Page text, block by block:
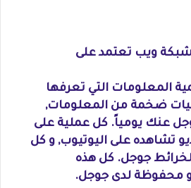
شبكة ويب تعتمد على
المعلومات التي تعرفها
ضخمة من المعلومات,
عنك يومياً. كل عملية على
تشاهده على اليوتيوب, و كل
جوجل. كل هذه
محفوظة لدى جوجل.